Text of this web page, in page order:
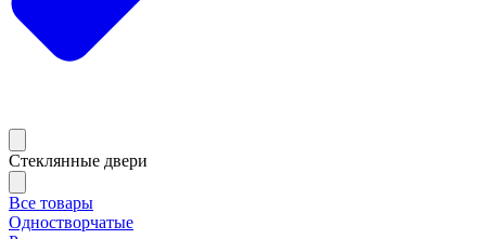
Стеклянные двери
Все товары
Одностворчатые